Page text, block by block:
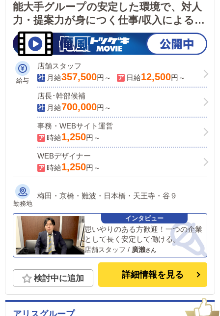
能大手グループの安定した環境で、対人
力・提案力が身につく仕事/収入によるご
自身だけの幸せだけでなく、家族やパー
トナーの幸せもここなら叶えられます！
給与
店舗スタッフ
月給357,500円～ 日給12,500円～
店長･幹部候補
月給700,000円～
事務・WEBサイト運営
時給1,250円～
WEBデザイナー
時給1,250円～
勤務地
梅田・京橋・難波・日本橋・天王寺・谷９
思いやりのある方歓迎！一つの企業
として長く安定して働ける。
店舗スタッフ / 廣瀨
検討中に追加 詳細情報を見る